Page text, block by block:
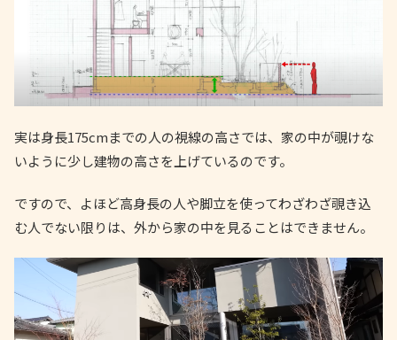
実は身長175cmまでの人の視線の高さでは、家の中が覗けな
いように少し建物の高さを上げているのです。
ですので、よほど高身長の人や脚立を使ってわざわざ覗き込
む人でない限りは、外から家の中を見ることはできません。